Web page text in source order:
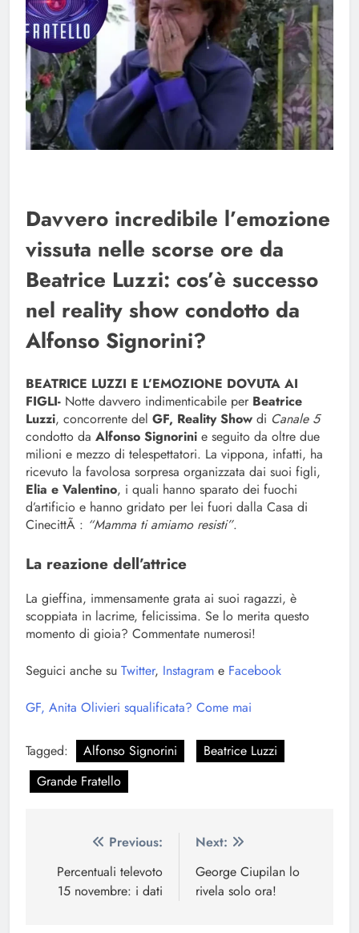
Davvero incredibile l’emozione
vissuta nelle scorse ore da
Beatrice Luzzi: cos’è successo
nel reality show condotto da
Alfonso Signorini?
BEATRICE LUZZI E L’EMOZIONE DOVUTA AI
FIGLI- Notte davvero indimenticabile per Beatrice
Luzzi, concorrente del GF, Reality Show di Canale 5
condotto da Alfonso Signorini e seguito da oltre due
milioni e mezzo di telespettatori. La vippona, infatti, ha
ricevuto la favolosa sorpresa organizzata dai suoi figli,
Elia e Valentino, i quali hanno sparato dei fuochi
d’artificio e hanno gridato per lei fuori dalla Casa di
CinecittÃ : “Mamma ti amiamo resisti”.
La reazione dell’attrice
La gieffina, immensamente grata ai suoi ragazzi, è
scoppiata in lacrime, felicissima. Se lo merita questo
momento di gioia? Commentate numerosi!
Seguici anche su Twitter, Instagram e Facebook
GF, Anita Olivieri squalificata? Come mai
Tagged: Alfonso Signorini
Beatrice Luzzi
Grande Fratello
Navigazione
articoli
Previous:
Percentuali televoto
15 novembre: i dati
Next:
George Ciupilan lo
rivela solo ora!